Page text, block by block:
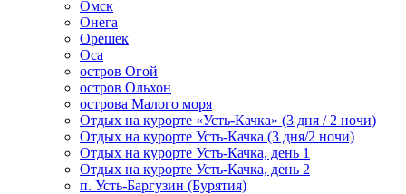
Омск
Онега
Орешек
Оса
остров Огой
остров Ольхон
острова Малого моря
Отдых на курорте «Усть-Качка» (3 дня / 2 ночи)
Отдых на курорте Усть-Качка (3 дня/2 ночи)
Отдых на курорте Усть-Качка, день 1
Отдых на курорте Усть-Качка, день 2
п. Усть-Баргузин (Бурятия)